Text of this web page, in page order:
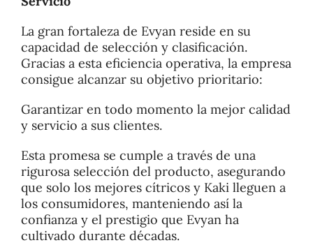
La gran fortaleza de Evyan reside en su
capacidad de selección y clasificación.
Gracias a esta eficiencia operativa, la empresa
consigue alcanzar su objetivo prioritario:
Garantizar en todo momento la mejor calidad
y servicio a sus clientes.
Esta promesa se cumple a través de una
rigurosa selección del producto, asegurando
que solo los mejores cítricos y Kaki lleguen a
los consumidores, manteniendo así la
confianza y el prestigio que Evyan ha
cultivado durante décadas.